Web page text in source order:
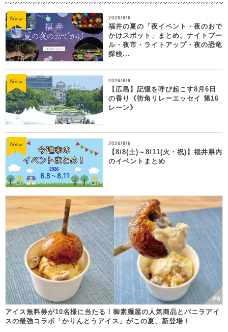
2026/8/6
福井の夏の「夜イベント・夜のおで
かけスポット」まとめ。ナイトプー
ル・夜市・ライトアップ・夜の恐竜
探検...
2026/8/6
【広島】記憶を呼び起こす8月6日
の香り《街角リレーエッセイ 第16
レーン》
2026/8/6
【8/8(土)～8/11(火・祝)】福井県内
のイベントまとめ
アイス無料券が10名様に当たる！御素麺屋の人気商品とバニラアイ
スの最強コラボ「かりんとうアイス」がこの夏、新登場！